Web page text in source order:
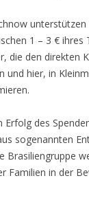
unterstützen
1 – 3 € ihres
die den direkten
und hier, in
Erfolg des
sogenannten
Brasiliengruppe
Familien in der